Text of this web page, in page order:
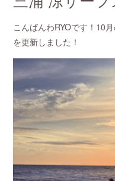
こんばんわRYOです！10
を更新しました！